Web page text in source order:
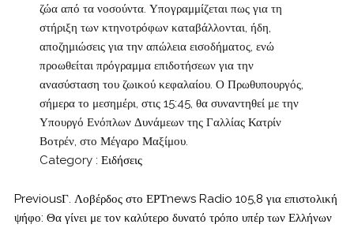
ζώα από τα νοσούντα. Υπογραμμίζεται πως για τη
στήριξη των κτηνοτρόφων καταβάλλονται, ήδη,
αποζημιώσεις για την απώλεια εισοδήματος, ενώ
προωθείται πρόγραμμα επιδοτήσεων για την
ανασύσταση του ζωικού κεφαλαίου. Ο Πρωθυπουργός,
σήμερα το μεσημέρι, στις 15:45, θα συναντηθεί με την
Υπουργό Ενόπλων Δυνάμεων της Γαλλίας Κατρίν
Βοτρέν, στο Μέγαρο Μαξίμου.
Category : Ειδήσεις
PreviousΓ. Λοβέρδος στο ΕΡΤnews Radio 105,8 για επιστολική
ψήφο: Θα γίνει με τον καλύτερο δυνατό τρόπο υπέρ των Ελλήνων